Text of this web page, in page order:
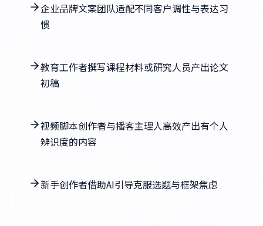
企业品牌文案团队适配不同客户调性与表达习
惯
教育工作者撰写课程材料或研究人员产出论文
初稿
视频脚本创作者与播客主理人高效产出有个人
辨识度的内容
新手创作者借助AI引导克服选题与框架焦虑